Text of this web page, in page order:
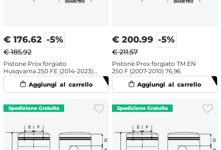
€ 176.62 -5%
€ 185.92
Pistone Prox forgiato
Husqvarna 250 FE (2014-2023)
77,96
€ 200.99 -5%
€ 211.57
Pistone Prox forgiato TM EN
250 F (2007-2010) 76,96